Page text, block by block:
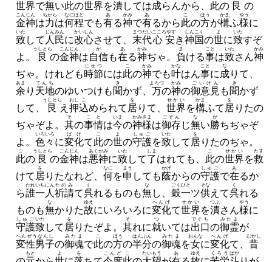
世界で無い此の世界を潰しては成らんから、 此の 艮 の
金神
こんじん
は力
ちから
は何程
なにほど
でも有
あ
る神
かみ
で有
あ
るから此
こ
の方
ほう
が構
かま
ふ様
やう
に
致
いた
して 人民
じんみん
に改心
かいしん
させて、 末代
まつだい
心安
こころやす
き神国
しんこく
の世
よ
に致
いた
すぞ
よ。
艮
うしとら
の金神
こんじん
は自信
が
も在
あ
る神
かみ
ぢゃ。 負
ま
ける事
こと
は致
いた
さん神
かみ
ぢゃ。 けれども時節
じせつ
には此
こ
の神
かみ
でも叶
かな
はん事
こと
に 成
な
りて、
余
あま
り 天地
てんち
のゆいつけも聞
き
かず、 万
よろづ
の神
かみ
の御意見
ごいけん
も聞
き
かず
して、
艮
うしとら
え 押
おし
込
こ
められて 居
を
りて、 世界
せかい
を構
かま
ふて 居
を
りたの
ぢゃぞよ。 其
そ
の事情
こと
は今
いま
の神様
かみさま
は御存
ごぞん
じ無
な
い勝
が
ちぢゃぞ
よ。 色々
いろいろ
に変化
ばけ
て此
こ
の世
よ
の守護
しゅご
を致
いた
して 居
を
りたのぢゃ。
此
こ
の 艮
うしとら
の金神
こんじん
は悪
あく
神
がみ
に致
いた
して了
しま
はれても、 此
こ
の世界
せかい
を救
たす
けて 居
を
りたなれど、 何
なに
を申
まう
しても蔭
かげ
からの守護
しゅご
で在
あ
るか
ら誰
たれ
一人
いちにん
祈請
たのみ
て呉
く
れるものも無
な
し、 穀
ごく
一
ひと
ツ供
そな
えて呉
く
れる
ものも無
な
かりた故
ゆえ
にいろいろに変化
へんげ
て世界
せかい
を潰
つぶ
さん様
やう
に
守護
しゅご
致
いた
して 居
を
りたぞよ。 其
そ
れに就
つ
いては出口
でぐち
の御霊
みたま
が
変性男子
へんぜうなんし
の御魂
みたま
で此
こ
の方
ほう
の半分
はんぶん
の御魂
みたま
を女
おんな
に変化
へんげ
て、 昔
むかし
もと よ を こんど こ たいもう あ ゆえ くろう ばか